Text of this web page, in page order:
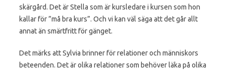
skärgård. Det är Stella som är kursledare i kursen som hon
kallar för ”må bra kurs”. Och vi kan väl säga att det går allt
annat än smärtfritt för gänget.
Det märks att Sylvia brinner för relationer och människors
beteenden. Det är olika relationer som behöver läka på olika